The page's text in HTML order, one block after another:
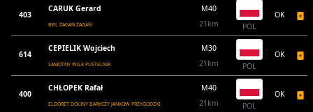
403
CARUK Gerard
BBL ŻAGAŃ ŻAGAŃ
M40
21km
POL
OK
614
CEPIELIK Wojciech
SAMOTNY WILK PUSTELNIK
M30
21km
POL
OK
400
CHŁOPEK Rafał
ELDORET DOLINY BARYCZY JANKOW PRZYGODZKI
M40
21km
POL
OK